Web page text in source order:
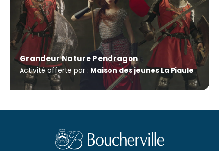
Grandeur Nature Pendragon
Activité offerte par : Maison des jeunes La Piaule